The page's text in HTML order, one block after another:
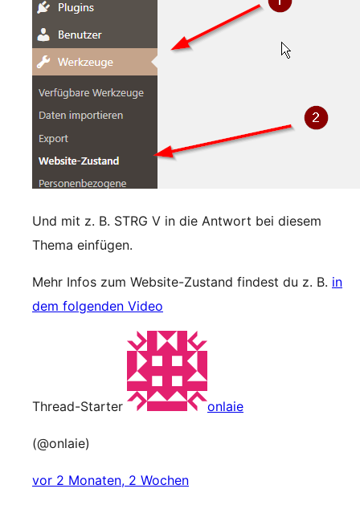
Und mit z. B. STRG V in die Antwort bei diesem
Thema einfügen.
Mehr Infos zum Website-Zustand findest du z. B. in
dem folgenden Video
Thread-Starter onlaie
(@onlaie)
vor 2 Monaten, 2 Wochen